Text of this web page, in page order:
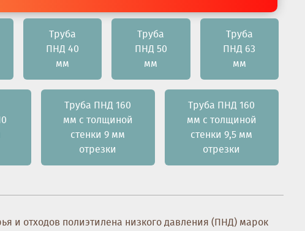
Труба
ПНД 40
мм
Труба
ПНД 50
мм
Труба
ПНД 63
мм
Труба ПНД 160
мм с толщиной
стенки 9 мм
отрезки
Труба ПНД 160
мм с толщиной
стенки 9,5 мм
отрезки
и отходов полиэтилена низкого давления (ПНД) марок